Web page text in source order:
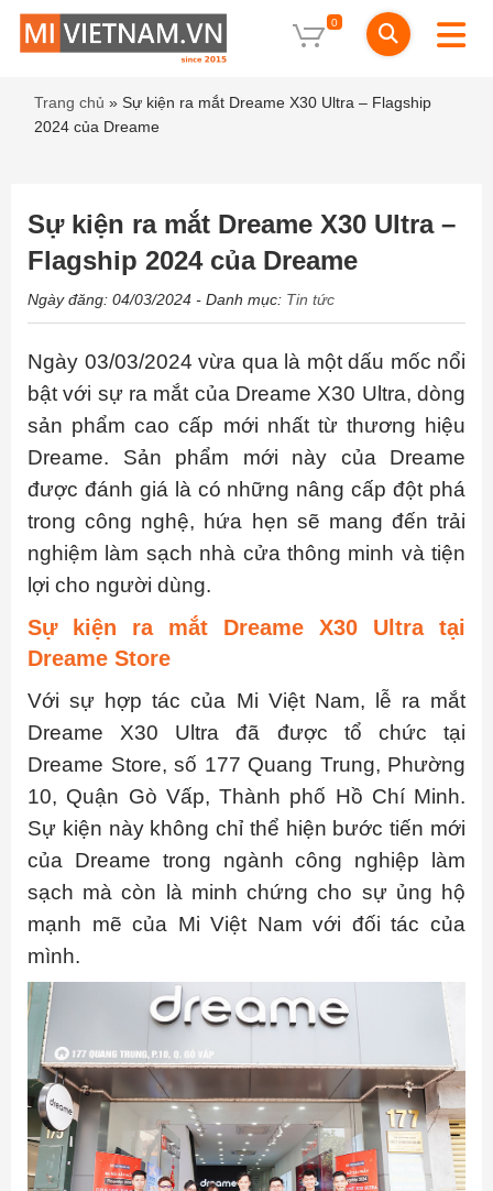
0
Trang chủ » Sự kiện ra mắt Dreame X30 Ultra – Flagship
2024 của Dreame
Sự kiện ra mắt Dreame X30 Ultra –
Flagship 2024 của Dreame
Ngày đăng: 04/03/2024 - Danh mục: Tin tức
Ngày 03/03/2024 vừa qua là một dấu mốc nổi
bật với sự ra mắt của Dreame X30 Ultra, dòng
sản phẩm cao cấp mới nhất từ thương hiệu
Dreame. Sản phẩm mới này của Dreame
được đánh giá là có những nâng cấp đột phá
trong công nghệ, hứa hẹn sẽ mang đến trải
nghiệm làm sạch nhà cửa thông minh và tiện
lợi cho người dùng.
Sự kiện ra mắt Dreame X30 Ultra tại
Dreame Store
Với sự hợp tác của Mi Việt Nam, lễ ra mắt
Dreame X30 Ultra đã được tổ chức tại
Dreame Store, số 177 Quang Trung, Phường
10, Quận Gò Vấp, Thành phố Hồ Chí Minh.
Sự kiện này không chỉ thể hiện bước tiến mới
của Dreame trong ngành công nghiệp làm
sạch mà còn là minh chứng cho sự ủng hộ
mạnh mẽ của Mi Việt Nam với đối tác của
mình.